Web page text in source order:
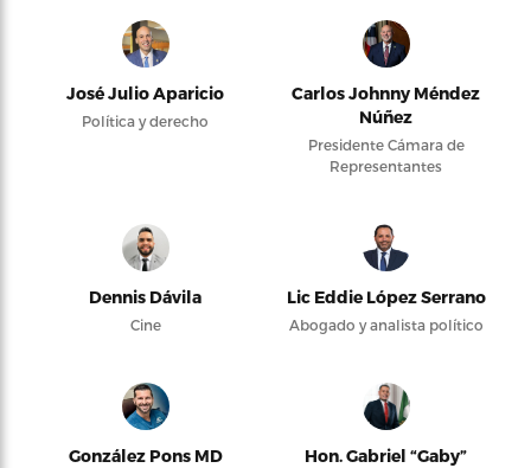
José Julio Aparicio
Política y derecho
Carlos Johnny Méndez
Núñez
Presidente Cámara de
Representantes
Dennis Dávila
Cine
Lic Eddie López Serrano
Abogado y analista político
González Pons MD
Hon. Gabriel “Gaby”